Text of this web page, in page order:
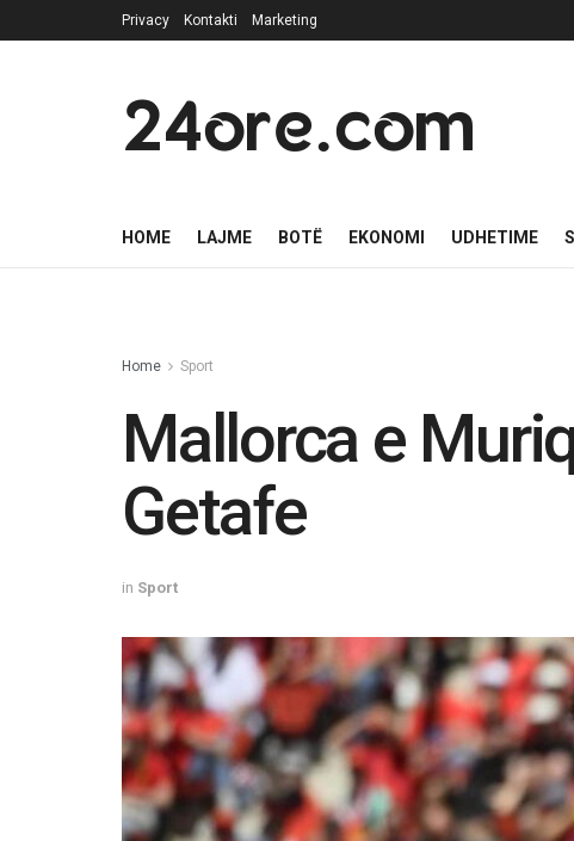
Privacy Kontakti Marketing
24ore.com
HOME LAJME BOTË EKONOMI UDHETIME
Home Sport
Mallorca e
Getafe
in Sport